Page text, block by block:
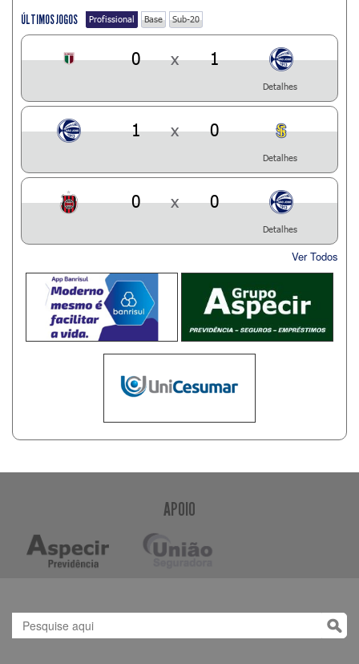
ÚLTIMOS JOGOS Profissional Base Sub-20
0 x 1
Detalhes
1 x 0
Detalhes
0 x 0
Detalhes
Ver Todos
APOIO